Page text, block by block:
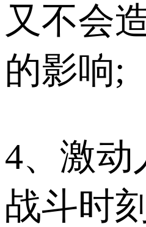
又不会
的影响;
4、激动
战斗时